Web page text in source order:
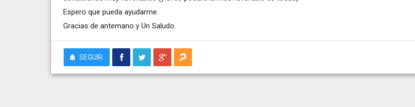
Espero que pueda ayudarme.
Gracias de antemano y Un Saludo.
SEGUIR